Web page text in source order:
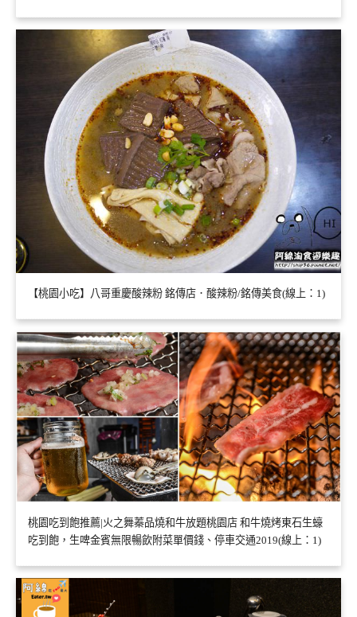
【桃園小吃】八哥重慶酸辣粉 銘傳店．酸辣粉/銘傳美食(線上：1)
桃園吃到飽推薦|火之舞蓁品燒和牛放題桃園店 和牛燒烤東石生蠔
吃到飽，生啤金賓無限暢飲附菜單價錢、停車交通2019(線上：1)